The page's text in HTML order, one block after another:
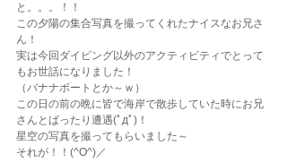
と。。。！！
この夕陽の集合写真を撮ってくれたナイスなお兄さ
ん！
実は今回ダイビング以外のアクティビティでとって
もお世話になりました！
（バナナボートとか～ｗ）
この日の前の晩に皆で海岸で散歩していた時にお兄
さんとばったり遭遇(ﾟдﾟ)！
星空の写真を撮ってもらいました～
それが！！(^O^)／